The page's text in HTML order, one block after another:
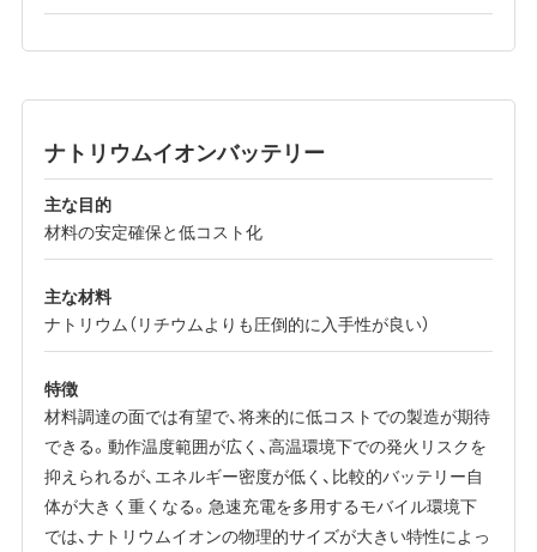
ナトリウムイオンバッテリー
主な目的
材料の安定確保と低コスト化
主な材料
ナトリウム（リチウムよりも圧倒的に入手性が良い）
特徴
材料調達の面では有望で、将来的に低コストでの製造が期待
できる。動作温度範囲が広く、高温環境下での発火リスクを
抑えられるが、エネルギー密度が低く、比較的バッテリー自
体が大きく重くなる。急速充電を多用するモバイル環境下
では、ナトリウムイオンの物理的サイズが大きい特性によっ